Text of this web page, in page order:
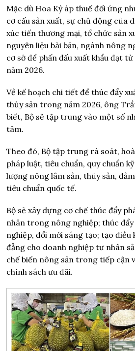
Mặc dù Hoa Kỳ áp thuế đối ứng
cơ cấu sản xuất, sự chủ động của
xúc tiến thương mại, tổ chức sản
nguyên liệu bài bản, ngành nông
cơ sở để phấn đấu xuất khẩu đạt
năm 2026.
Về kế hoạch chi tiết để thúc đẩy
thủy sản trong năm 2026, ông
biết, Bộ sẽ tập trung vào một số
tâm.
Theo đó, Bộ tập trung rà soát,
pháp luật, tiêu chuẩn, quy chuẩn
lượng nông lâm sản, thủy sản,
tiêu chuẩn quốc tế.
Bộ sẽ xây dựng cơ chế thúc đẩy
nhân trong nông nghiệp; thúc
nghiệp, đổi mới sáng tạo; tạo điều
đẳng cho doanh nghiệp tư nhân
chế biến nông sản trong tiếp cận
chính sách ưu đãi.